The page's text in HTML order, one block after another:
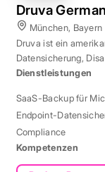
Druva
München, Bayern
Druva ist ein
Datensicherung,
Dienstleistungen
SaaS-Backup für
Endpoint-
Compliance
Kompetenzen